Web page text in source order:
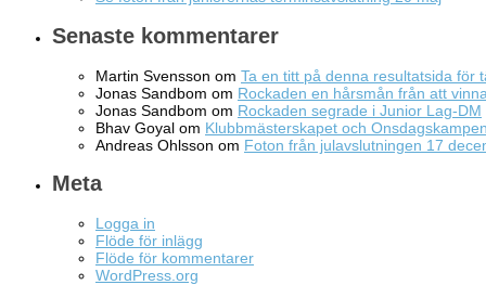
Senaste kommentarer
Martin Svensson om Ta en titt på denna resultatsida för
Jonas Sandbom om Rockaden en hårsmån från att
Jonas Sandbom om Rockaden segrade i Junior Lag-DM
Bhav Goyal om Klubbmästerskapet och
Andreas Ohlsson om Foton från julavslutningen 17
Meta
Logga in
Flöde för inlägg
Flöde för kommentarer
WordPress.org